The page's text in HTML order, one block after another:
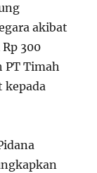
akibat
300
PT Timah
kepada